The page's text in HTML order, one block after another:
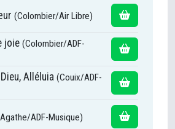
(Colombier/Air Libre)
joie (Colombier/ADF-
Alléluia (Couix/ADF-
ADF-Musique)